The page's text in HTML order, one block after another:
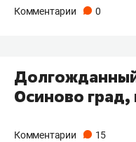
Комментарии 0
Осиново град,
Комментарии 15